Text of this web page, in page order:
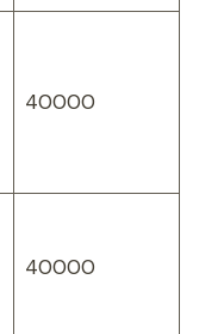
40000
40000